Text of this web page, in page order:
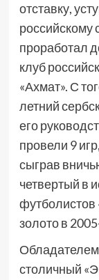
отставку,
российскому
проработал
клуб
«Ахмат». С
летний
его
провели 9
сыграв
четвертый в
футболистов
золото в
столичный